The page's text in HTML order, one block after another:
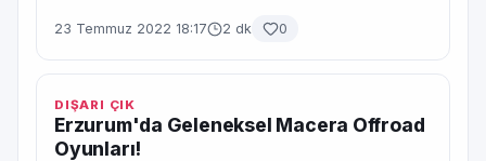
23 Temmuz 2022 18:17 2 dk 0
DIŞARI ÇIK
Erzurum'da Geleneksel Macera Offroad
Oyunları!